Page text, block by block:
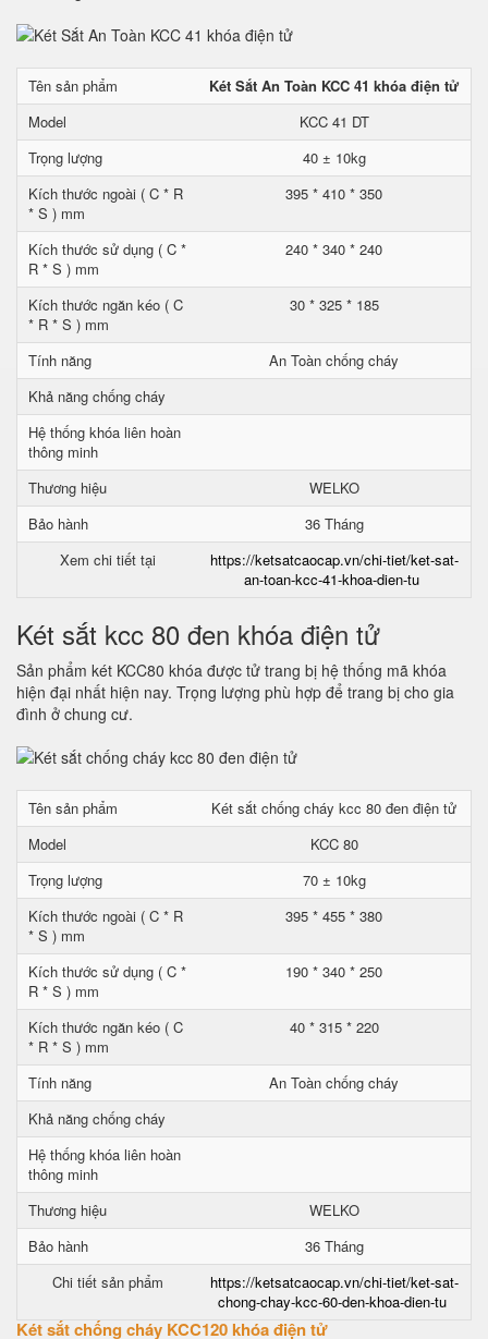
Tên sản phẩm
Két Sắt An Toàn KCC 41 khóa điện tử
Model
KCC 41 DT
Trọng lượng
40 ± 10kg
Kích thước ngoài ( C * R
* S ) mm
395 * 410 * 350
Kích thước sử dụng ( C *
R * S ) mm
240 * 340 * 240
Kích thước ngăn kéo ( C
* R * S ) mm
30 * 325 * 185
Tính năng
An Toàn chống cháy
Khả năng chống cháy
Hệ thống khóa liên hoàn
thông minh
Thương hiệu
WELKO
Bảo hành
36 Tháng
Xem chi tiết tại
https://ketsatcaocap.vn/chi-tiet/ket-sat-
an-toan-kcc-41-khoa-dien-tu
Két sắt kcc 80 đen khóa điện tử
Sản phẩm két KCC80 khóa được tử trang bị hệ thống mã khóa
hiện đại nhất hiện nay. Trọng lượng phù hợp để trang bị cho gia
đình ở chung cư.
Tên sản phẩm
Két sắt chống cháy kcc 80 đen điện tử
Model
KCC 80
Trọng lượng
70 ± 10kg
Kích thước ngoài ( C * R
* S ) mm
395 * 455 * 380
Kích thước sử dụng ( C *
R * S ) mm
190 * 340 * 250
Kích thước ngăn kéo ( C
* R * S ) mm
40 * 315 * 220
Tính năng
An Toàn chống cháy
Khả năng chống cháy
Hệ thống khóa liên hoàn
thông minh
Thương hiệu
WELKO
Bảo hành
36 Tháng
Chi tiết sản phẩm
https://ketsatcaocap.vn/chi-tiet/ket-sat-
chong-chay-kcc-60-den-khoa-dien-tu
Két sắt chống cháy KCC120 khóa điện tử